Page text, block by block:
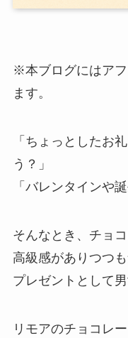
※本ブログにはア
ます。
「ちょっとしたお
う？」
「バレンタインや
そんなとき、チョ
高級感がありつつ
プレゼントとして
リモアのチョコレ